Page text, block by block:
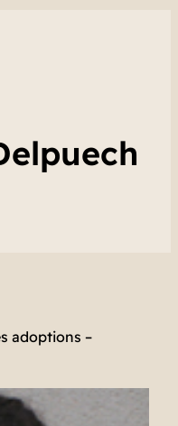
adoptions –